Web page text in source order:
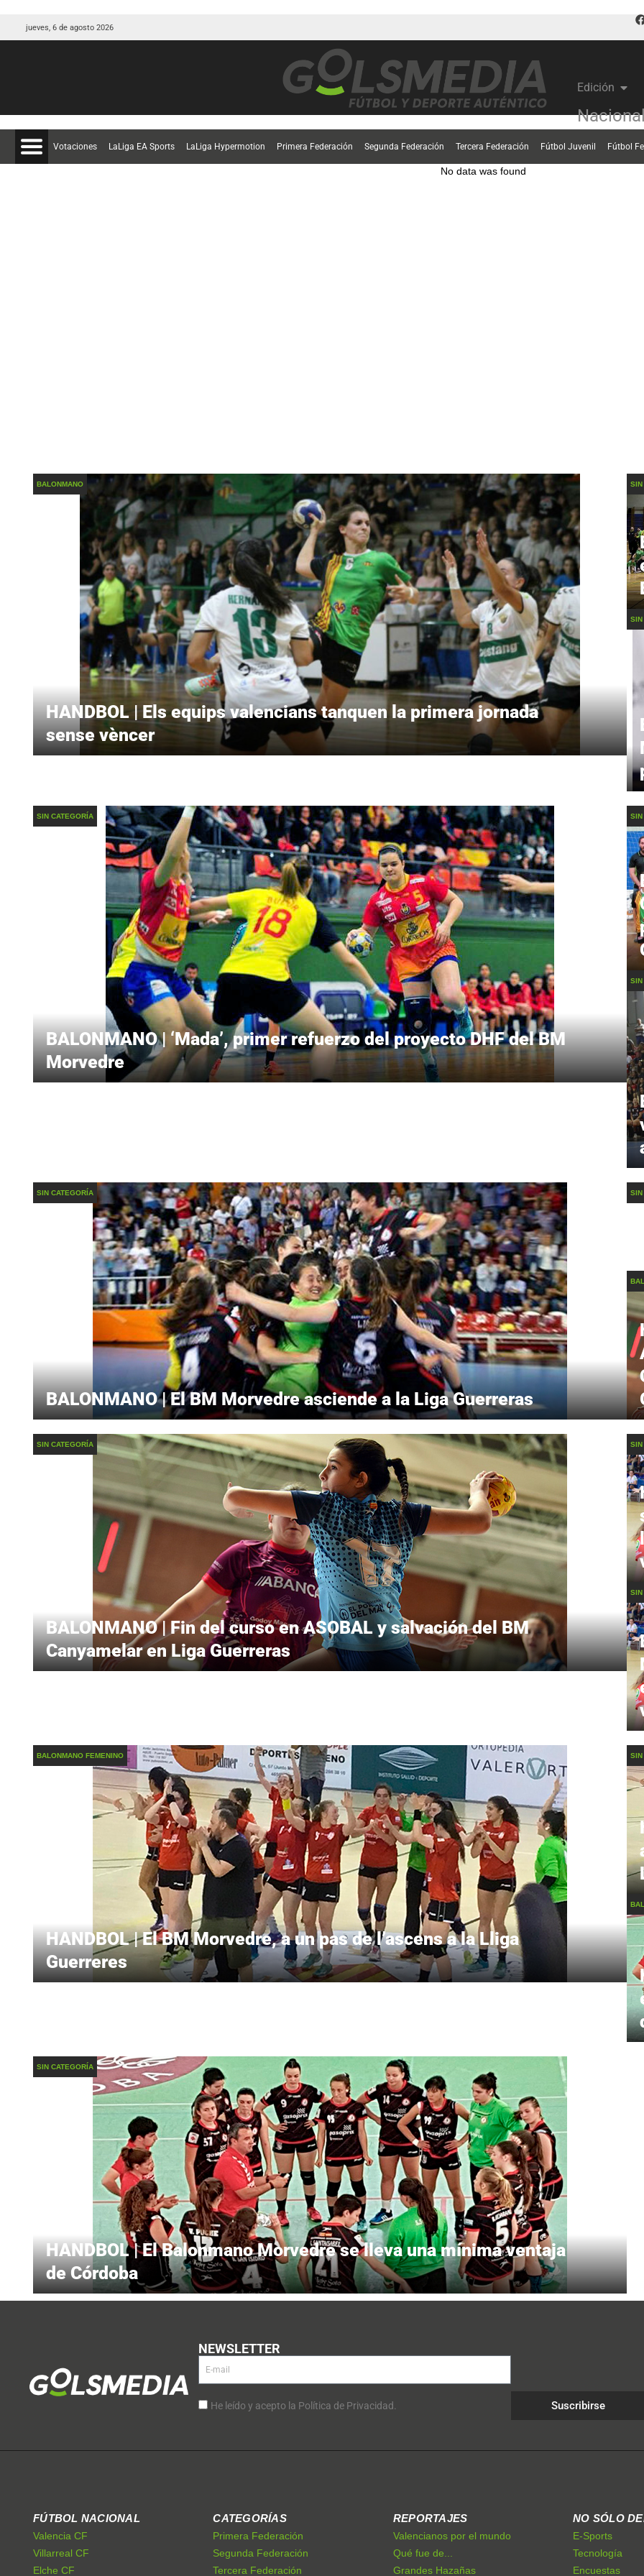
jueves, 6 de agosto 2026
Edición
Votaciones LaLiga EA Sports LaLiga Hypermotion Primera Federación Segunda Federación Tercera Federación Fútbol Juvenil Fútbol
No data was found
BALONMANO
HANDBOL | Els equips valencians tanquen la primera jornada
sense vèncer
SIN
SIN
SIN CATEGORÍA
BALONMANO | ‘Mada’, primer refuerzo del proyecto DHF del BM
Morvedre
SIN
SIN
SIN CATEGORÍA
BALONMANO | El BM Morvedre asciende a la Liga Guerreras
SIN
SIN CATEGORÍA
BALONMANO | Fin del curso en ASOBAL y salvación del BM
Canyamelar en Liga Guerreras
SIN
SIN
BALONMANO FEMENINO
HANDBOL | El BM Morvedre, a un pas de l’ascens a la Lliga
Guerreres
SIN
SIN CATEGORÍA
HANDBOL | El Balonmano Morvedre se lleva una mínima ventaja
de Córdoba
NEWSLETTER
He leído y acepto la Política de Privacidad. Suscribirse
FÚTBOL NACIONAL
Valencia CF
Villarreal CF
Elche CF
CATEGORÍAS
Primera Federación
Segunda Federación
Tercera Federación
REPORTAJES
Valencianos por el mundo
Qué fue de...
Grandes Hazañas
NO SÓLO
E-Sports
Tecnología
Encuestas